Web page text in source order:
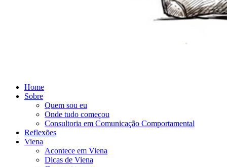
Home
Sobre
Quem sou eu
Onde tudo começou
Consultoria em Comunicação Comportamental
Reflexões
Viena
Acontece em Viena
Dicas de Viena